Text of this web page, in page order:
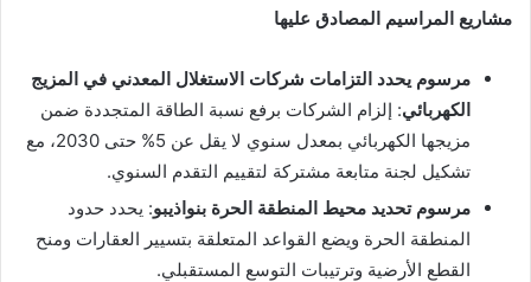
مشاريع المراسيم المصادق عليها
مرسوم يحدد التزامات شركات الاستغلال المعدني في المزيج
الكهربائي: إلزام الشركات برفع نسبة الطاقة المتجددة ضمن
مزيجها الكهربائي بمعدل سنوي لا يقل عن 5% حتى 2030، مع
تشكيل لجنة متابعة مشتركة لتقييم التقدم السنوي.
مرسوم تحديد محيط المنطقة الحرة بنواذيبو: يحدد حدود
المنطقة الحرة ويضع القواعد المتعلقة بتسيير العقارات ومنح
القطع الأرضية وترتيبات التوسع المستقبلي.